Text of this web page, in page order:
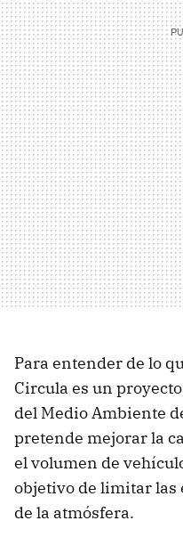
Para entender de lo
Circula es un
del Medio Ambiente
pretende mejorar la
el volumen de
objetivo de limitar
de la atmósfera.